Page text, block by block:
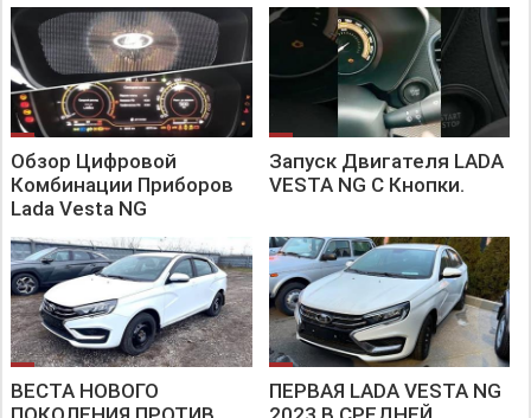
Обзор Цифровой
Комбинации Приборов
Lada Vesta NG
Запуск Двигателя LADA
VESTA NG С Кнопки.
ВЕСТА НОВОГО
ПЕРВАЯ LADA VESTA NG